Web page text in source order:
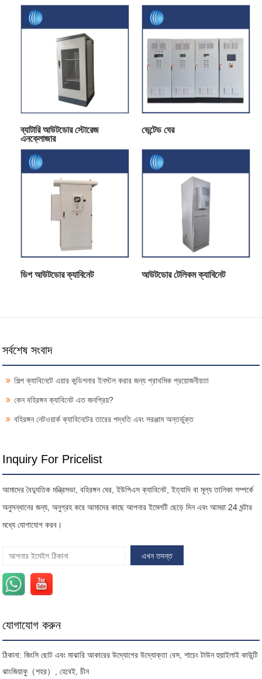
ব্যাটারি আউটডোর স্টোরেজ
এনক্লোজার
ভেন্টেড ঘের
ডিপ আউটডোর ক্যাবিনেট আউটডোর টেলিকম ক্যাবিনেট
সর্বশেষ সংবাদ
শিল্প ক্যাবিনেটে এয়ার কন্ডিশনার ইনস্টল করার জন্য প্রাথমিক প্রয়োজনীয়তা
কেন বহিরঙ্গন ক্যাবিনেট এত জনপ্রিয়?
বহিরঙ্গন নেটওয়ার্ক ক্যাবিনেটের তারের পদ্ধতি এবং সরঞ্জাম অন্তর্ভুক্ত
Inquiry For Pricelist
আমাদের বৈদ্যুতিক মন্ত্রিসভা, বহিরঙ্গন ঘের, ইউপিএস ক্যাবিনেট, ইত্যাদি বা মূল্য তালিকা সম্পর্কে
অনুসন্ধানের জন্য, অনুগ্রহ করে আমাদের কাছে আপনার ইমেলটি ছেড়ে দিন এবং আমরা 24 ঘন্টার
মধ্যে যোগাযোগ করব।
যোগাযোগ করুন
ঠিকানা: জিংসি ছোট এবং মাঝারি আকারের উদ্যোগের উদ্যোক্তা বেস, শাচেং টাউন হুয়াইলাই কাউন্টি
ঝাংজিয়াকু（শহর）, হেবেই, চীন